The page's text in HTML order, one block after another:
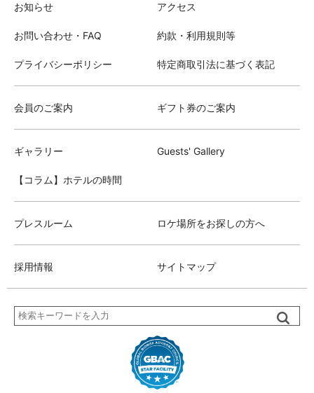
お知らせ アクセス
お問い合わせ・FAQ 約款・利用規則等
プライバシーポリシー 特定商取引法に基づく表記
会員のご案内 ギフト券のご案内
ギャラリー Guests' Gallery
【コラム】ホテルの時間
プレスルーム ロケ場所をお探しの方へ
採用情報 サイトマップ